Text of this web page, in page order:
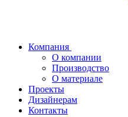
Компания
О компании
Производство
О материале
Проекты
Дизайнерам
Контакты